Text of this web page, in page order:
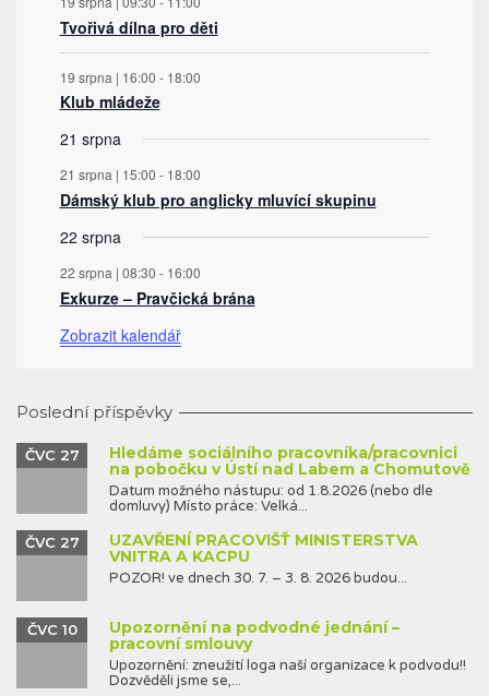
Tvořivá dílna pro děti
19 srpna | 16:00 - 18:00
Klub mládeže
21 srpna
21 srpna | 15:00 - 18:00
Dámský klub pro anglicky mluvící skupinu
22 srpna
22 srpna | 08:30 - 16:00
Exkurze – Pravčická brána
Zobrazit kalendář
Poslední příspěvky
Hledáme sociálního pracovníka/pracovnici
na pobočku v Ústí nad Labem a Chomutově
ČVC 27
Datum možného nástupu: od 1.8.2026 (nebo dle
domluvy) Místo práce: Velká...
UZAVŘENÍ PRACOVIŠŤ MINISTERSTVA
VNITRA A KACPU
ČVC 27
POZOR! ve dnech 30. 7. – 3. 8. 2026 budou...
Upozornění na podvodné jednání –
pracovní smlouvy
ČVC 10
Upozornění: zneužití loga naší organizace k podvodu!!
Dozvěděli jsme se,...